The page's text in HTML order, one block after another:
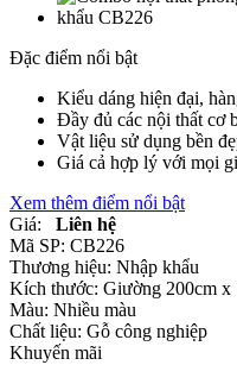
Đặc điểm nổi bật
Kiểu dáng hiện đại,
Đầy đủ các nội thất cơ
Vật liệu sử dụng bền
Giá cả hợp lý với mọi
Xem thêm điểm nổi bật
Giá:
Liên hệ
Mã SP: CB226
Thương hiệu: Nhập khẩu
Kích thước: Giường 200cm x
Màu: Nhiều màu
Chất liệu: Gỗ công nghiệp
Khuyến mãi